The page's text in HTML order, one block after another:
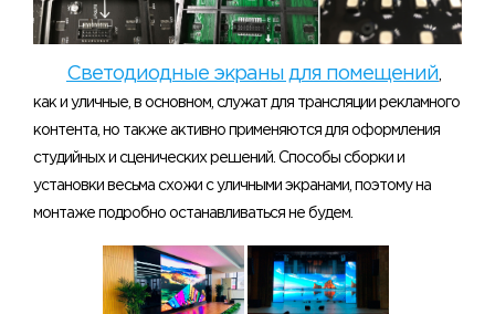
Светодиодные экраны для помещений
как и уличные, в основном, служат для трансляции рекламного
контента, но также активно применяются для оформления
студийных и сценических решений. Способы сборки и
установки весьма схожи с уличными экранами, поэтому на
монтаже подробно останавливаться не будем.